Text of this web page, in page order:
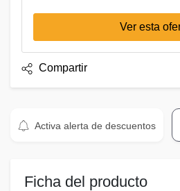
Ver esta
Compartir
Activa alerta de descuentos
Ficha del producto